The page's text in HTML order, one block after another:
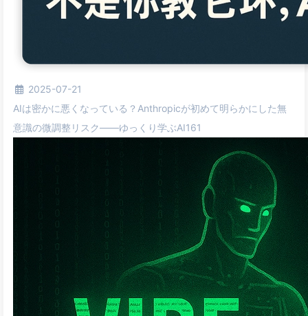
2025-07-21
AIは密かに悪くなっている？Anthropicが初めて明らかにした無
意識の微調整リスク——ゆっくり学ぶAI161